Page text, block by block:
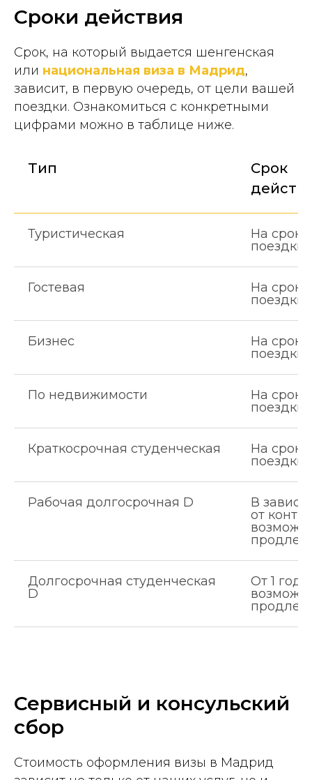
Сроки действия
Срок, на который выдается шенгенская
или национальная виза в Мадрид,
зависит, в первую очередь, от цели вашей
поездки. Ознакомиться с конкретными
цифрами можно в таблице ниже.
Тип
Срок
Туристическая
На сроки
поездки
Гостевая
На сроки
поездки
Бизнес
На сроки
поездки
По недвижимости
На сроки
поездки
Краткосрочная студенческая
На сроки
поездки
Рабочая долгосрочная D
В
от
Долгосрочная студенческая
D
От 1 года
Сервисный и консульский
сбор
Стоимость оформления визы в Мадрид